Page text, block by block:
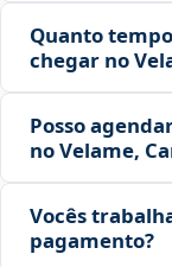
Quanto
chegar no
Posso
no Velame,
Vocês
pagamento?